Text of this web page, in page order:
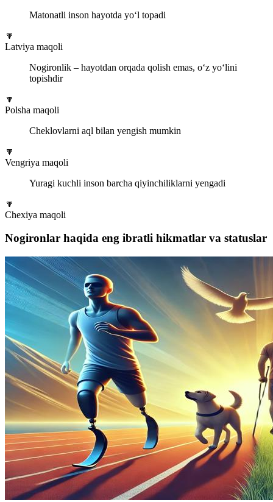
Matonatli inson hayotda yo‘l topadi
🔽
Latviya maqoli
Nogironlik – hayotdan orqada qolish emas, o‘z yo‘lini
topishdir
🔽
Polsha maqoli
Cheklovlarni aql bilan yengish mumkin
🔽
Vengriya maqoli
Yuragi kuchli inson barcha qiyinchiliklarni yengadi
🔽
Chexiya maqoli
Nogironlar haqida eng ibratli hikmatlar va statuslar